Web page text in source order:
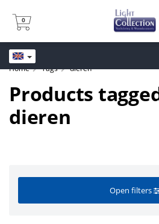
0
0
Home Tags dieren
Products
dieren
Open filters